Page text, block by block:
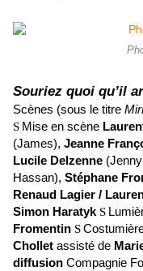
Souriez quoi qu’il
Scènes (sous le titre
S Mise en scène
(James), Jeanne
Lucile Delzenne
Hassan), Stéphane
Renaud Lagier /
Simon Haratyk S
Fromentin S
Chollet assisté de
diffusion Compagnie